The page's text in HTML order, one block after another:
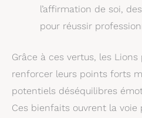
l’affirmation de soi,
pour réussir
Grâce à ces vertus, les
renforcer leurs points forts
potentiels déséquilibres
Ces bienfaits ouvrent la voie